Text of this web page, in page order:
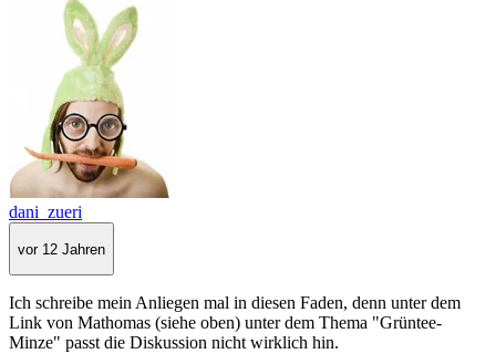
dani_zueri
vor 12 Jahren
Ich schreibe mein Anliegen mal in diesen Faden, denn unter dem
Link von Mathomas (siehe oben) unter dem Thema "Grüntee-
Minze" passt die Diskussion nicht wirklich hin.